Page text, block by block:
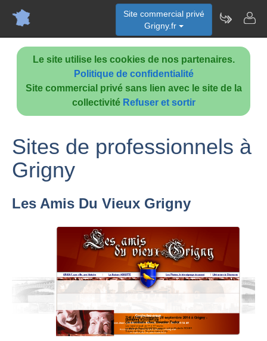
Le site utilise les cookies de nos partenaires.
Politique de confidentialité
Site commercial privé sans lien avec le site de la
collectivité Refuser et sortir
Site commercial privé
Grigny.fr
Sites de professionnels à
Grigny
Les Amis Du Vieux Grigny